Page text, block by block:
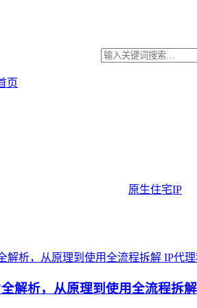
页
原生住宅IP
IP代
解析，从原理到使用全流程拆解